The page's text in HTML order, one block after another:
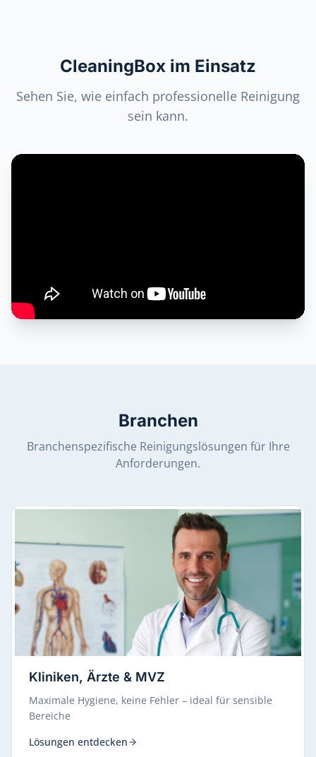
CleaningBox im Einsatz
Sehen Sie, wie einfach professionelle Reinigung
sein kann.
Branchen
Branchenspezifische Reinigungslösungen für Ihre
Anforderungen.
Kliniken, Ärzte & MVZ
Maximale Hygiene, keine Fehler – ideal für sensible
Bereiche
Lösungen entdecken